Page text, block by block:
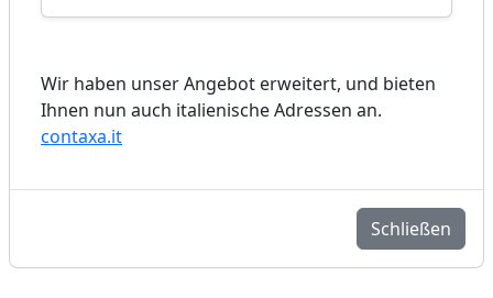
Wir haben unser Angebot erweitert, und bieten
Ihnen nun auch italienische Adressen an.
contaxa.it
Schließen